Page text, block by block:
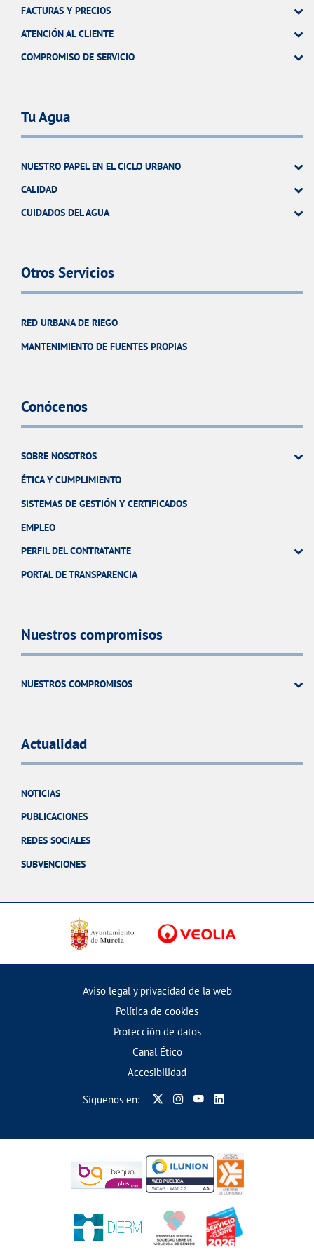
FACTURAS Y PRECIOS
ATENCIÓN AL CLIENTE
COMPROMISO DE SERVICIO
Tu Agua
NUESTRO PAPEL EN EL CICLO URBANO
CALIDAD
CUIDADOS DEL AGUA
Otros Servicios
RED URBANA DE RIEGO
MANTENIMIENTO DE FUENTES PROPIAS
Conócenos
SOBRE NOSOTROS
ÉTICA Y CUMPLIMIENTO
SISTEMAS DE GESTIÓN Y CERTIFICADOS
EMPLEO
PERFIL DEL CONTRATANTE
PORTAL DE TRANSPARENCIA
Nuestros compromisos
NUESTROS COMPROMISOS
Actualidad
NOTICIAS
PUBLICACIONES
REDES SOCIALES
SUBVENCIONES
Aviso legal y privacidad de la web
Política de cookies
Protección de datos
Canal Ético
Accesibilidad
Síguenos en: